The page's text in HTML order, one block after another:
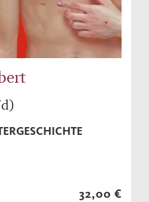
32,00 €